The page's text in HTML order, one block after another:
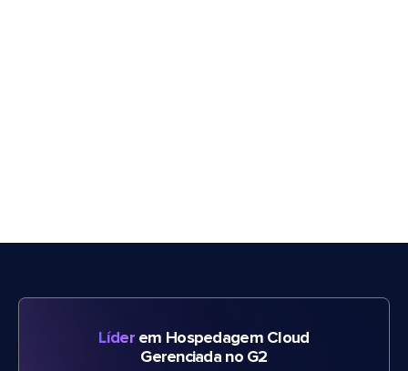
Líderem Hospedagem Cloud
Gerenciada no G2